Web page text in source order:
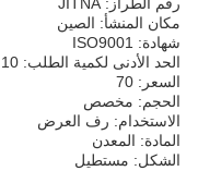
مكان المنشأ: الصين
شهادة: ISO9001
الحد الأدنى لكمية الطلب: 10
السعر: 70
الحجم: مخصص
الاستخدام: رف العرض
المادة: المعدن
الشكل: مستطيل